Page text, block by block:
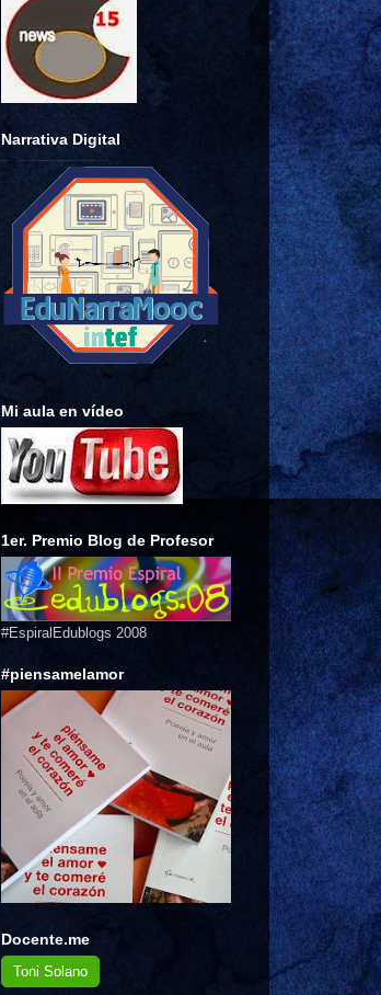
Narrativa Digital
Mi aula en vídeo
1er. Premio Blog de Profesor
#EspiralEdublogs 2008
#piensamelamor
Docente.me
Toni Solano